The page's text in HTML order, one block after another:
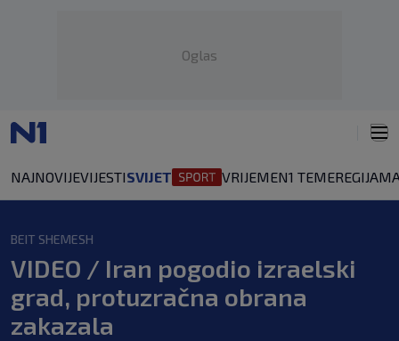
Oglas
NAJNOVIJEVIJESTISVIJET VRIJEMEN1 TEMEREGIJA
BEIT SHEMESH
VIDEO / Iran pogodio izraelski
grad, protuzračna obrana
zakazala